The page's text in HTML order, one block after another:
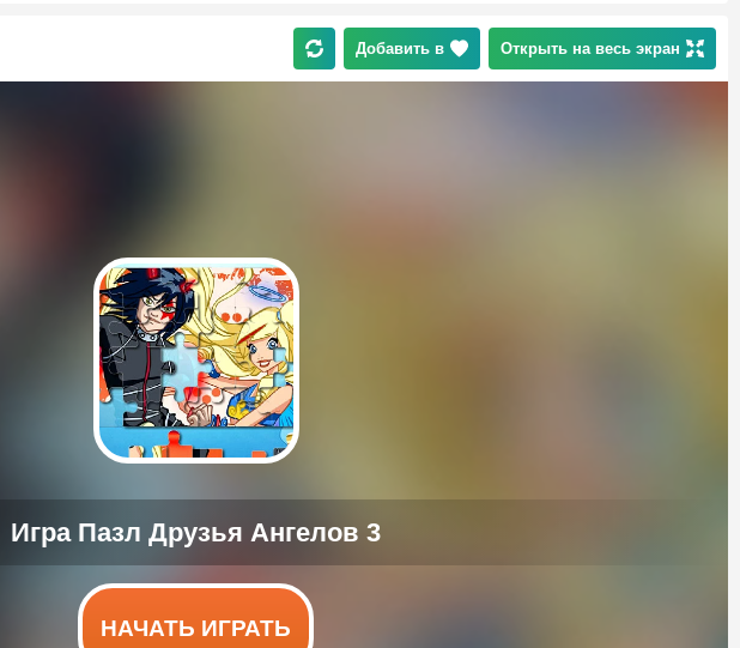
Добавить в Открыть на весь экран
НАЧАТЬ ИГРАТЬ